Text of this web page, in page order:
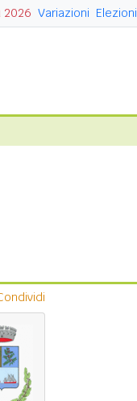
2026 Variazioni Elezioni